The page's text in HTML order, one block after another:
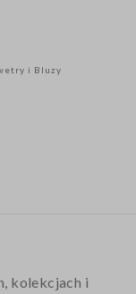
i Bluzy
kolekcjach i